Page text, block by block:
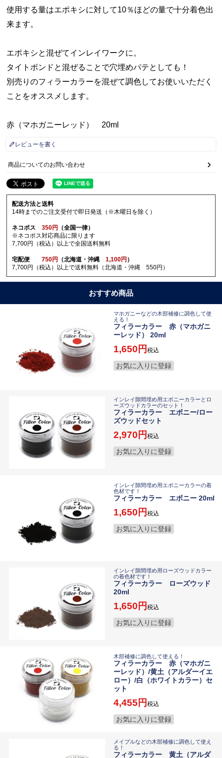
使用する量はエポキシに対して10％ほどの量で十分着色出
来ます。
エポキシと混ぜてインレイワークに。
タイトボンドと混ぜることで穴埋めパテとしても！
別売りのフィラーカラーを混ぜて調色してお使いいただく
ことをオススメします。
赤（マホガニーレッド） 20ml
レビューを書く
商品についてのお問い合わせ
配送方法と送料
14時までのご注文受付で即日発送（※木曜日を除く）
ネコポス350円
（全国一律）
※ネコポス対応商品に限ります
7,700円（税込）以上で全国送料無料
宅配便750円 （北海道・沖縄1,100円 ）
7,700円（税込）以上で送料無料（北海道・沖縄 550円）
おすすめ商品
マホガニーなどの木部補修に調色して使
える！
フィラーカラー 赤（マホガニ
ーレッド） 20ml
1,650 税込
お気に入りに登録
インレイ隙間埋め用エボニーカラーとロ
ーズウッドカラーのセット！
フィラーカラー エボニー/ロー
ズウッドセット
2,970 税込
お気に入りに登録
インレイ隙間埋め用エボニーカラーの着
色材です！
フィラーカラー エボニー 20ml
1,650 税込
お気に入りに登録
インレイ隙間埋め用ローズウッドカラー
の着色材です！
フィラーカラー ローズウッド
20ml
1,650 税込
お気に入りに登録
木部補修に調色して使える！
フィラーカラー 赤（マホガニ
ーレッド）/黄土（アルダーイエ
ロー）/白（ホワイトカラー）セ
ット
4,455 税込
お気に入りに登録
メイプルなどの木部補修に調色して使え
る！
フィラーカラー 黄土（アルダ